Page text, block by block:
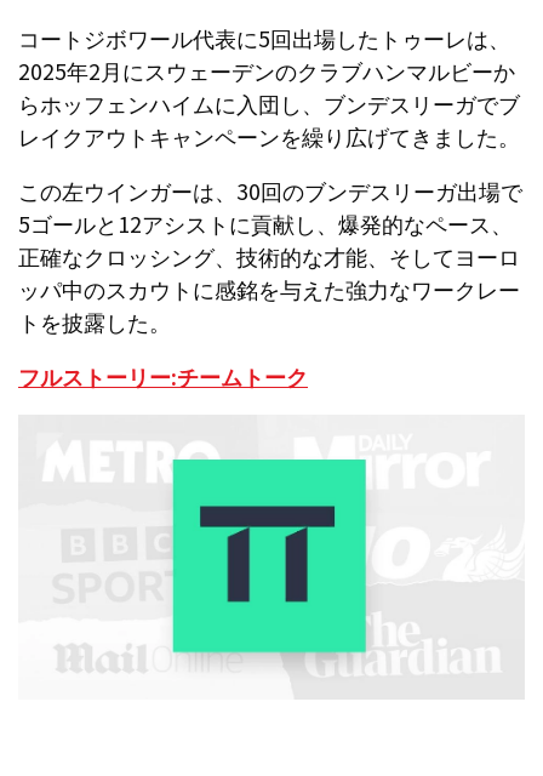
コートジボワール代表に5回出場したトゥーレは、
2025年2月にスウェーデンのクラブハンマルビーか
らホッフェンハイムに入団し、ブンデスリーガでブ
レイクアウトキャンペーンを繰り広げてきました。
この左ウインガーは、30回のブンデスリーガ出場で
5ゴールと12アシストに貢献し、爆発的なペース、
正確なクロッシング、技術的な才能、そしてヨーロ
ッパ中のスカウトに感銘を与えた強力なワークレー
トを披露した。
フルストーリー:チームトーク